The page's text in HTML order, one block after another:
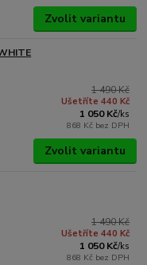
Zvolit variantu
1 490 Kč
Ušetříte 440 Kč
1 050 Kč/ks
868 Kč bez DPH
Zvolit variantu
1 490 Kč
Ušetříte 440 Kč
1 050 Kč/ks
868 Kč bez DPH